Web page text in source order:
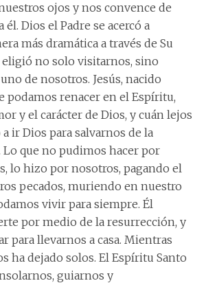
ojos y nos convence de
él. Dios el Padre se acercó a
más dramática a través de Su
eligió no solo visitarnos, sino
de nosotros. Jesús, nacido
podamos renacer en el Espíritu,
y el carácter de Dios, y cuán lejos
ir Dios para salvarnos de la
que no pudimos hacer por
lo hizo por nosotros, pagando el
pecados, muriendo en nuestro
vivir para siempre. Él
por medio de la resurrección, y
para llevarnos a casa. Mientras
ha dejado solos. El Espíritu Santo
guiarnos y